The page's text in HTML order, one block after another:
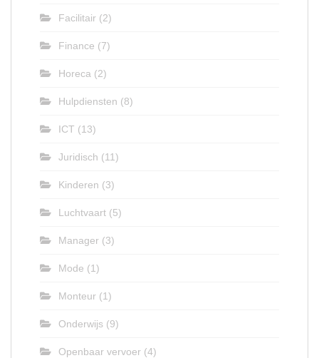
Facilitair (2)
Finance (7)
Horeca (2)
Hulpdiensten (8)
ICT (13)
Juridisch (11)
Kinderen (3)
Luchtvaart (5)
Manager (3)
Mode (1)
Monteur (1)
Onderwijs (9)
Openbaar vervoer (4)